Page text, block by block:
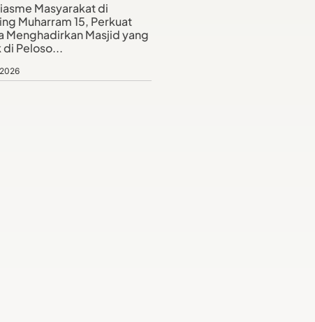
Masyarakat di
Muharram 15, Perkuat
Menghadirkan Masjid yang
di Peloso...